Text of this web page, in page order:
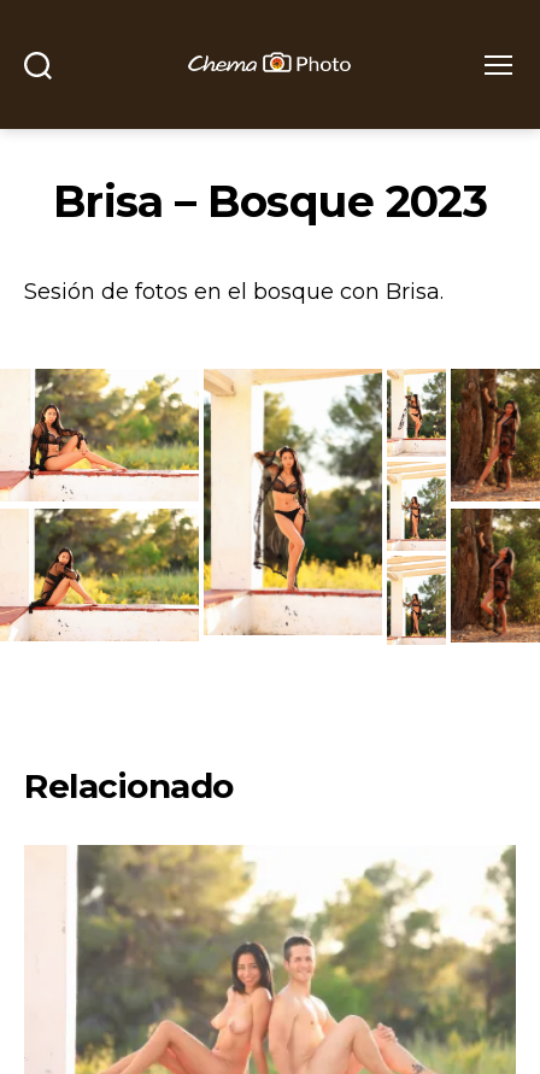
Photo
Brisa – Bosque 2023
Sesión de fotos en el bosque con Brisa.
Relacionado